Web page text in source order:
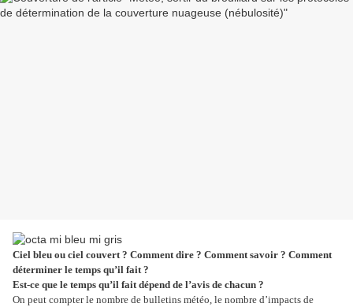
Ciel bleu ou ciel couvert ? Comment dire ? Comment savoir ? Comment
déterminer le temps qu’il fait ?
Est-ce que le temps qu’il fait dépend de l’avis de chacun ?
On peut compter le nombre de bulletins météo, le nombre d’impacts de